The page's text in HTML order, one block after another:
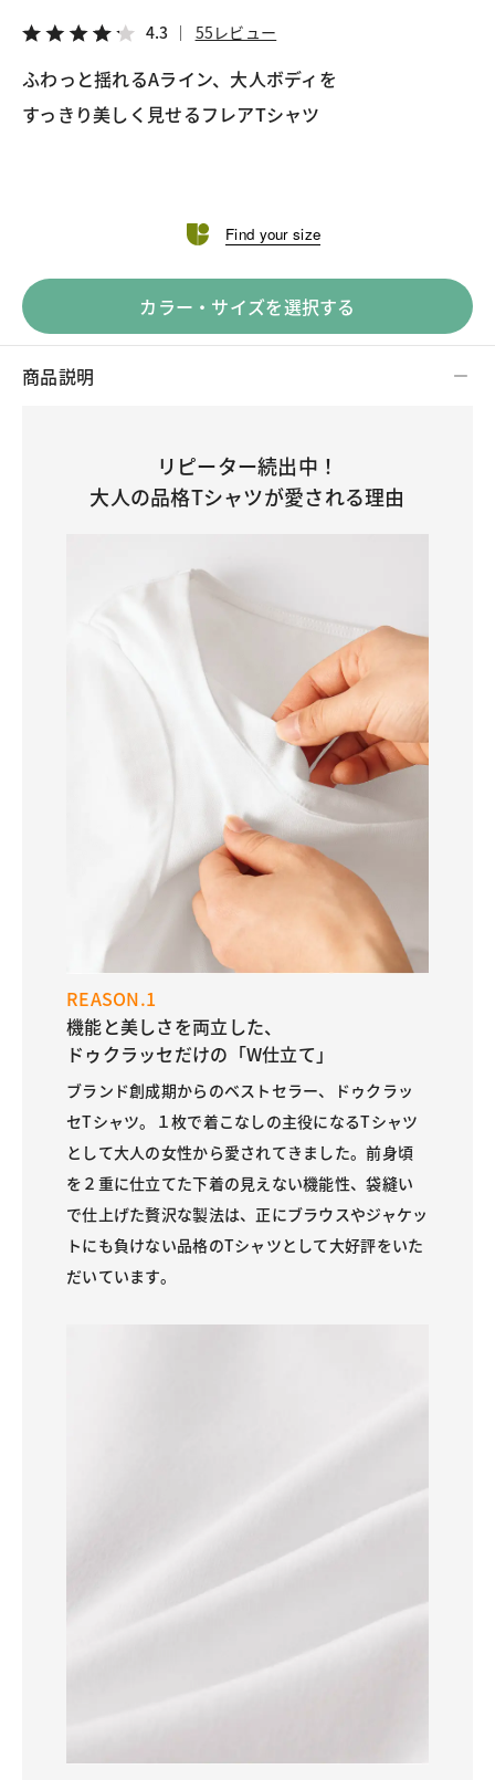
4.3 55レビュー
ふわっと揺れるAライン、大人ボディを
Find your size
カラー・サイズを選択する
商品説明
リピーター続出中！
大人の品格Tシャツが愛される理由
REASON.1
機能と美しさを両立した、
ドゥクラッセだけの「W仕立て」
ブランド創成期からのベストセラー、ドゥクラッ
セTシャツ。１枚で着こなしの主役になるTシャツ
として大人の女性から愛されてきました。前身頃
を２重に仕立てた下着の見えない機能性、袋縫い
で仕上げた贅沢な製法は、正にブラウスやジャケッ
トにも負けない品格のTシャツとして大好評をいた
だいています。
LINE X メール